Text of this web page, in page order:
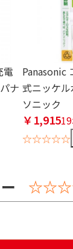
電
ナ
Panasonic
式ニッケ
ソニック
￥1,915
☆☆☆☆☆